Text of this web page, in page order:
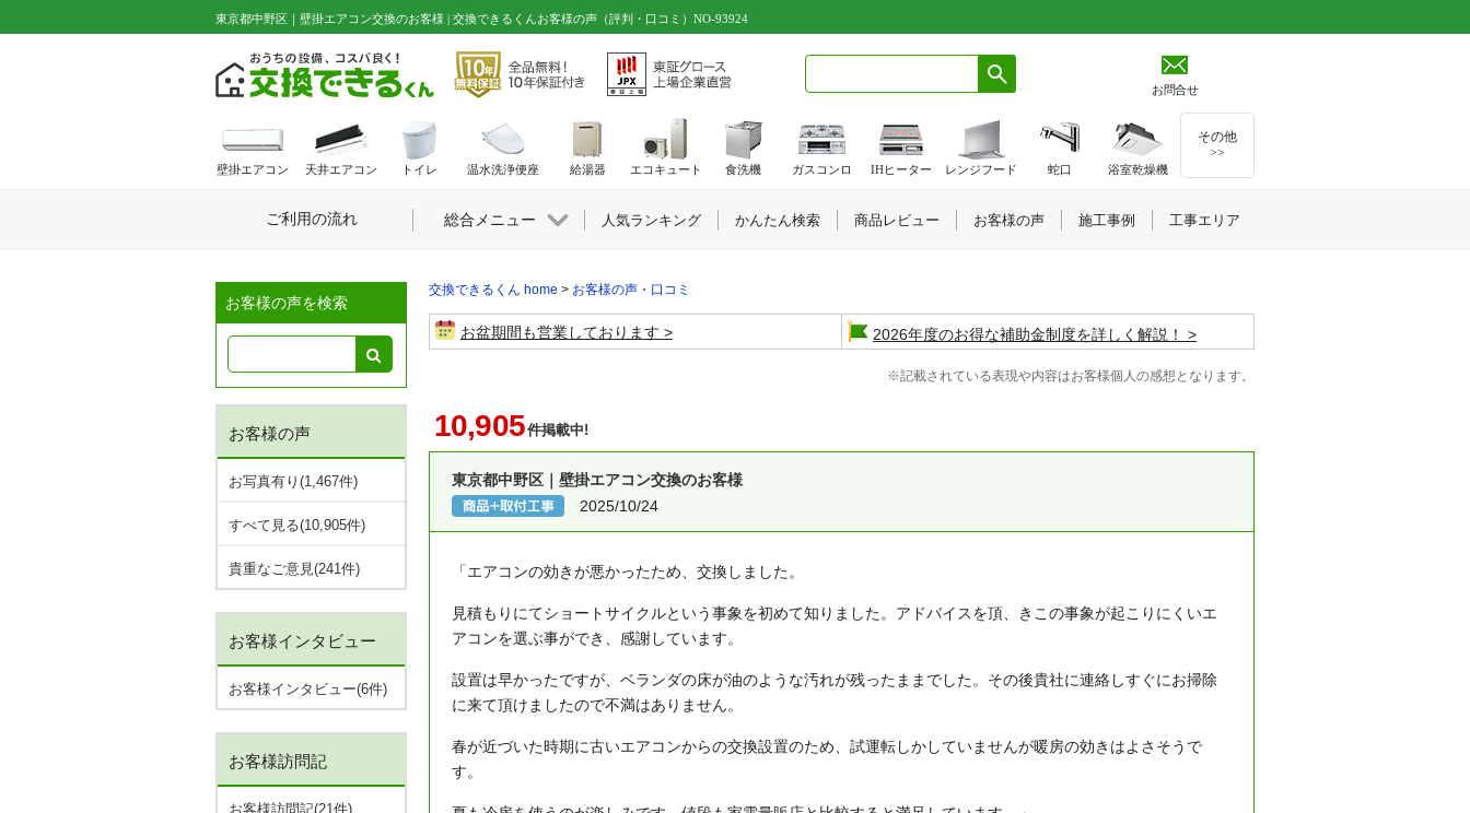
東京都中野区｜壁掛エアコン交換のお客様 | 交換できるくんお客様の声（評判・口コミ）NO-93924
お問合せ
お客様の声を検索
お客様の声
お写真有り(1,467件)
すべて見る(10,905件)
貴重なご意見(241件)
お客様インタビュー
お客様インタビュー(6件)
お客様訪問記
お客様訪問記(21件)
交換できるくん home > お客様の声・口コミ
お盆期間も営業しております 2026年度のお得な補助金制度を詳しく解説！
※記載されている表現や内容はお客様個人の感想となります。
10,905件掲載中!
東京都中野区｜壁掛エアコン交換のお客様
2025/10/24
「エアコンの効きが悪かったため、交換しました。
見積もりにてショートサイクルという事象を初めて知りました。アドバイスを頂、きこの事象が起こりにくいエ
アコンを選ぶ事ができ、感謝しています。
設置は早かったですが、ベランダの床が油のような汚れが残ったままでした。その後貴社に連絡しすぐにお掃除
に来て頂けましたので不満はありません。
春が近づいた時期に古いエアコンからの交換設置のため、試運転しかしていませんが暖房の効きはよさそうで
す。
壁掛エアコン 天井エアコン トイレ 温水洗浄便座 給湯器 エコキュート 食洗機 ガスコンロ IHヒーター レンジフード 蛇口 浴室乾燥機
その他
>>
ご利用の流れ 総合メニュー 人気ランキング かんたん検索 商品レビュー お客様の声 施工事例 工事エリア